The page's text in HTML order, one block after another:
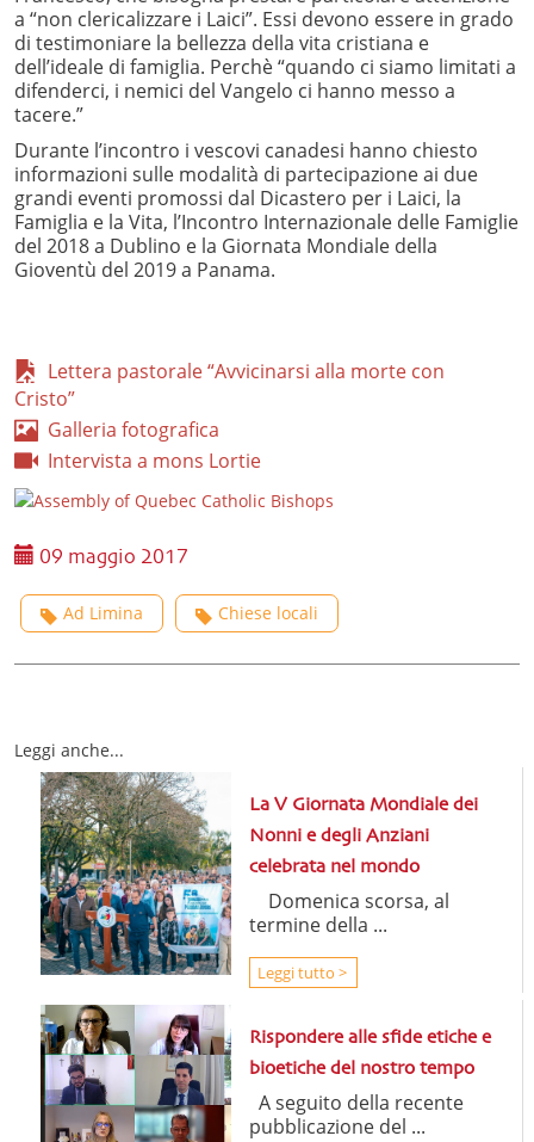
a “non clericalizzare i Laici”. Essi devono essere in grado
di testimoniare la bellezza della vita cristiana e
dell’ideale di famiglia. Perchè “quando ci siamo limitati a
difenderci, i nemici del Vangelo ci hanno messo a
tacere.”
Durante l’incontro i vescovi canadesi hanno chiesto
informazioni sulle modalità di partecipazione ai due
grandi eventi promossi dal Dicastero per i Laici, la
Famiglia e la Vita, l’Incontro Internazionale delle Famiglie
del 2018 a Dublino e la Giornata Mondiale della
Gioventù del 2019 a Panama.
Lettera pastorale “Avvicinarsi alla morte con
Cristo”
Galleria fotografica
Intervista a mons Lortie
09 maggio 2017
Ad Limina Chiese locali
Leggi anche...
La V Giornata Mondiale dei
Nonni e degli Anziani
celebrata nel mondo
Domenica scorsa, al
termine della ...
Leggi tutto >
Rispondere alle sfide etiche e
bioetiche del nostro tempo
A seguito della recente
pubblicazione del ...